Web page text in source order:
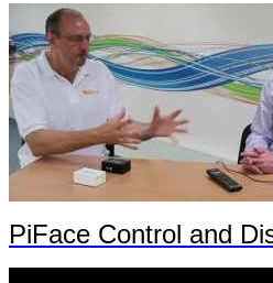
PiFace Control and